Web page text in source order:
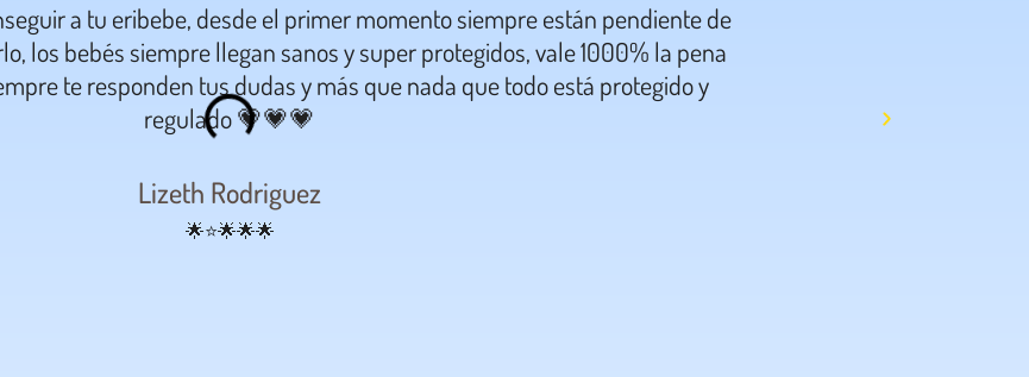
a tu eribebe, desde el primer momento siempre están pendiente de
los bebés siempre llegan sanos y super protegidos, vale 1000% la pena
te responden tus dudas y más que nada que todo está protegido y
regulado 💗💗💗
Lizeth Rodriguez
🌟⭐🌟🌟🌟